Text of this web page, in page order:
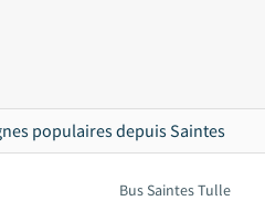
populaires depuis Saintes
Bus Saintes Tulle